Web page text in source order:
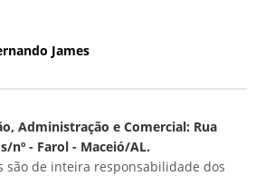
James
Administração e Comercial: Rua
nº - Farol - Maceió/AL.
são de inteira responsabilidade dos